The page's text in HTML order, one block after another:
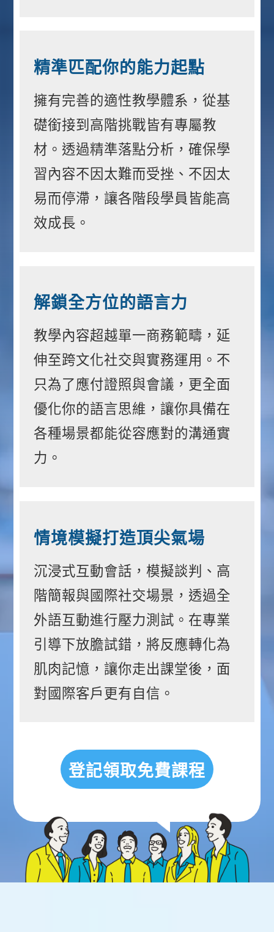
精準匹配你的能力起點
擁有完善的適性教學體系，從基
礎銜接到高階挑戰皆有專屬教
材。透過精準落點分析，確保學
習內容不因太難而受挫、不因太
易而停滯，讓各階段學員皆能高
效成長。
解鎖全方位的語言力
教學內容超越單一商務範疇，延
伸至跨文化社交與實務運用。不
只為了應付證照與會議，更全面
優化你的語言思維，讓你具備在
各種場景都能從容應對的溝通實
力。
情境模擬打造頂尖氣場
沉浸式互動會話，模擬談判、高
階簡報與國際社交場景，透過全
外語互動進行壓力測試。在專業
引導下放膽試錯，將反應轉化為
肌肉記憶，讓你走出課堂後，面
對國際客戶更有自信。
登記領取免費課程